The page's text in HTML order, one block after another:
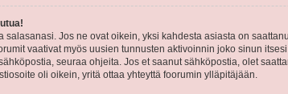
salasanasi. Jos ne ovat oikein, yksi kahdesta asiasta on
vaativat myös uusien tunnusten aktivoinnin joko sinun
seuraa ohjeita. Jos et saanut sähköpostia, olet
oli oikein, yritä ottaa yhteyttä foorumin ylläpitäjään.